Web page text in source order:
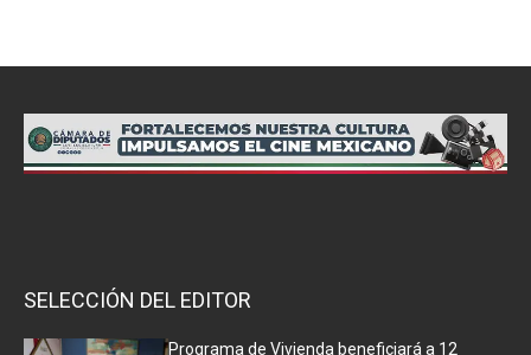
SELECCIÓN DEL EDITOR
Programa de Vivienda beneficiará a 12